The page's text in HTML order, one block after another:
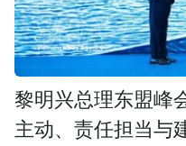
黎明兴总理东盟峰
主动、责任担当与